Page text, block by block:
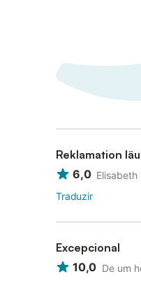
Reklamation
6,0 Elisabeth
Traduzir
Excepcional
10,0 De um